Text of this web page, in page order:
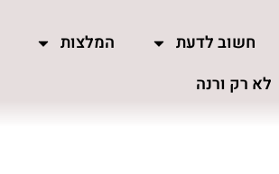
חשוב לדעת המלצות
לא רק ורנה